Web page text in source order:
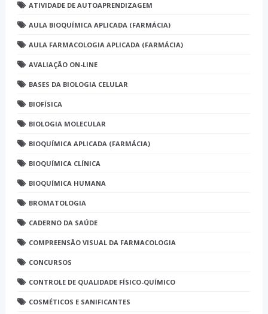
ATIVIDADE DE AUTOAPRENDIZAGEM
AULA BIOQUÍMICA APLICADA (FARMÁCIA)
AULA FARMACOLOGIA APLICADA (FARMÁCIA)
AVALIAÇÃO ON-LINE
BASES DA BIOLOGIA CELULAR
BIOFÍSICA
BIOLOGIA MOLECULAR
BIOQUÍMICA APLICADA (FARMÁCIA)
BIOQUÍMICA CLÍNICA
BIOQUÍMICA HUMANA
BROMATOLOGIA
CADERNO DA SAÚDE
COMPREENSÃO VISUAL DA FARMACOLOGIA
CONCURSOS
CONTROLE DE QUALIDADE FÍSICO-QUÍMICO
COSMÉTICOS E SANIFICANTES